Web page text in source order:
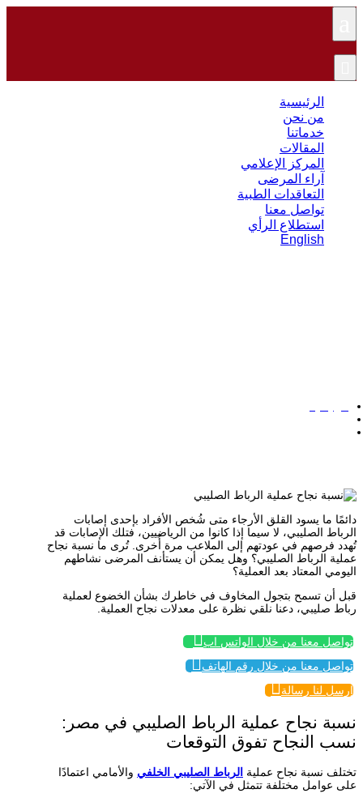
الرئيسية
من نحن
خدماتنا
المقالات
المركز الإعلامي
آراء المرضى
التعاقدات الطبية
تواصل معنا
استطلاع الرأي
English
دائمًا ما يسود القلق الأرجاء متى شُخص الأفراد بإحدى إصابات
الرباط الصليبي، لا سيما إذا كانوا من الرياضيين، فتلك الإصابات قد
تُهدد فرصهم في عودتهم إلى الملاعب مرة أُخرى. تُرى ما نسبة نجاح
عملية الرباط الصليبي؟ وهل يمكن أن يستأنف المرضى نشاطهم
اليومي المعتاد بعد العملية؟
قبل أن تسمح بتجول المخاوف في خاطرك بشأن الخضوع لعملية
رباط صليبي، دعنا نلقي نظرة على معدلات نجاح العملية.
تواصل معنا من خلال الواتس اب
تواصل معنا من خلال رقم الهاتف
إرسل لنا رسالة
نسبة نجاح عملية الرباط الصليبي في مصر:
نسب النجاح تفوق التوقعات
تختلف نسبة نجاح عملية الرباط الصليبي الخلفي والأمامي اعتمادًا
على عوامل مختلفة تتمثل في الآتي: